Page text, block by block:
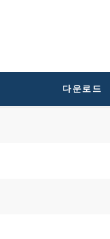
다운로드